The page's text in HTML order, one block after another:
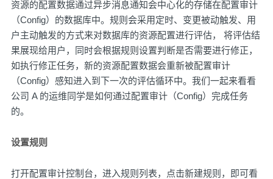
资源的配置数据通过异步消息通知会中心化的存储在配置审计
（Config） 的数据库中。规则会采用定时、变更被动触发、用
户主动触发的方式来对数据库的资源配置进行评估， 将评估结
果展现给用户，同时会根据规则设置判断是否需要进行修正，
如执行修正任务，新的资源配置数据会重新被配置审计
（Config） 感知进入到下一次的评估循环中。我们一起来看看
公司 A 的运维同学是如何通过配置审计（Config） 完成任务
的。
设置规则
打开配置审计控制台，进入规则列表，点击新建规则 ，即可看